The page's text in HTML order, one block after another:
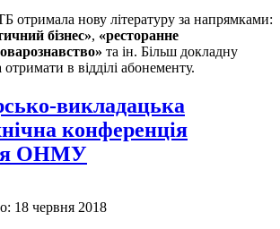
отримала нову літературу за напрямками:
бізнес», «ресторанне
та ін. Більш докладну
в відділі абонементу.
викладацька
конференція
ОНМУ
18 червня 2018